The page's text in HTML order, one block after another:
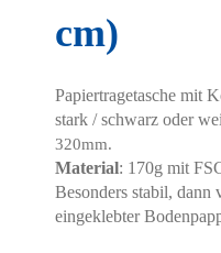
cm)
Papiertragetasche mit
stark / schwarz oder
320mm.
Material: 170g mit
Besonders stabil, dann
eingeklebter